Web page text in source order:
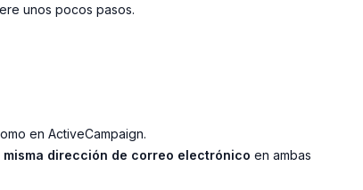
unos pocos pasos.
en ActiveCampaign.
misma dirección de correo electrónico en ambas